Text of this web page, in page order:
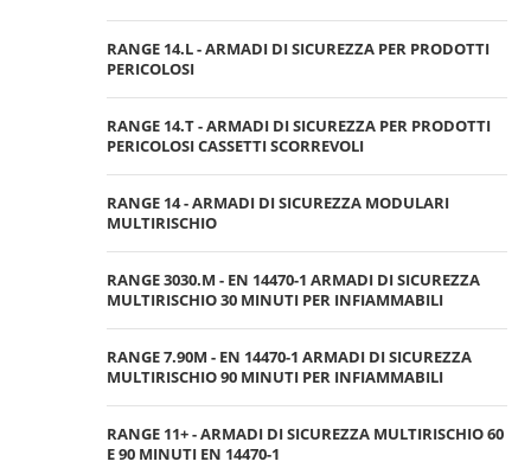
RANGE 14.L - ARMADI DI SICUREZZA PER PRODOTTI
PERICOLOSI
RANGE 14.T - ARMADI DI SICUREZZA PER PRODOTTI
PERICOLOSI CASSETTI SCORREVOLI
RANGE 14 - ARMADI DI SICUREZZA MODULARI
MULTIRISCHIO
RANGE 3030.M - EN 14470-1 ARMADI DI SICUREZZA
MULTIRISCHIO 30 MINUTI PER INFIAMMABILI
RANGE 7.90M - EN 14470-1 ARMADI DI SICUREZZA
MULTIRISCHIO 90 MINUTI PER INFIAMMABILI
RANGE 11+ - ARMADI DI SICUREZZA MULTIRISCHIO 60
E 90 MINUTI EN 14470-1